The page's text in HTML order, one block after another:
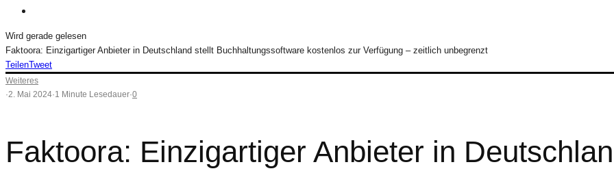
Wird gerade gelesen
Faktoora: Einzigartiger Anbieter in Deutschland stellt Buchhaltungssoftware kostenlos zur Verfügung – zeitlich unbegrenzt
TeilenTweet
Weiteres
·2. Mai 2024·1 Minute Lesedauer·0
Faktoora: Einzigartiger Anbieter in